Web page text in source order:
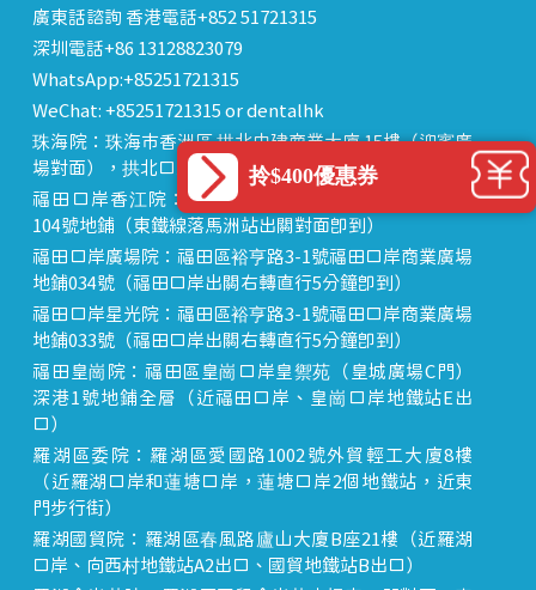
廣東話諮詢 香港電話+852 51721315
深圳電話+86 13128823079
WhatsApp:+85251721315
WeChat: +85251721315 or dentalhk
珠海院：珠海市香洲區 拱北中建商業大廈 15樓（迎賓廣
場對面），拱北口岸步行8分鐘直達
福田口岸香江院：福田區福田口岸正對面，海悅華城
104號地鋪（東鐵線落馬洲站出關對面即到）
福田口岸廣場院：福田區裕亨路3-1號福田口岸商業廣場
地鋪034號（福田口岸出關右轉直行5分鐘即到）
福田口岸星光院：福田區裕亨路3-1號福田口岸商業廣場
地鋪033號（福田口岸出關右轉直行5分鐘即到）
福田皇崗院：福田區皇崗口岸皇禦苑（皇城廣場C門）
深港1號地鋪全層（近福田口岸、皇崗口岸地鐵站E出
口）
羅湖區委院：羅湖區愛國路1002號外貿輕工大廈8樓
（近羅湖口岸和蓮塘口岸，蓮塘口岸2個地鐵站，近東
門步行街）
羅湖國貿院：羅湖區春風路廬山大廈B座21樓（近羅湖
口岸、向西村地鐵站A2出口、國貿地鐵站B出口）
拎$400優惠券